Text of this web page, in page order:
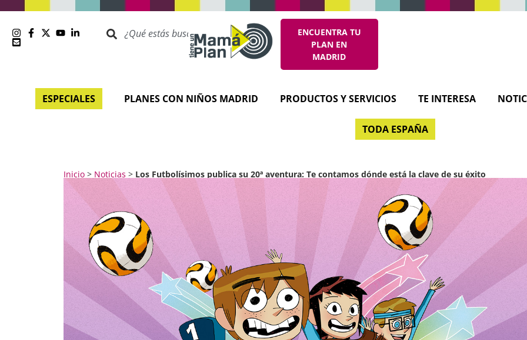
ENCUENTRA TU
PLAN EN
MADRID
ESPECIALES PLANES CON NIÑOS MADRID PRODUCTOS Y SERVICIOS TE INTERESA
TODA ESPAÑA
Inicio> Noticias > Los Futbolísimos publica su 20ª aventura: Te contamos dónde está la clave de su éxito